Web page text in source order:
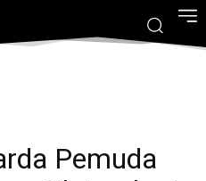
Pemuda